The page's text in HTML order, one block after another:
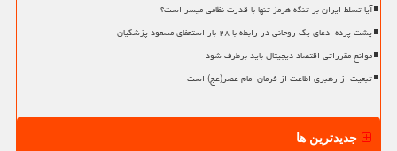
آیا تسلط ایران بر تنگه هرمز تنها با قدرت نظامی میسر است؟
پشت پرده ادعای یک روحانی در رابطه با ۲۸ بار استعفای مسعود پزشکیان
موانع مقرراتی اقتصاد دیجیتال باید برطرف شود
تبعیت از رهبری اطاعت از فرمان امام عصر(عج) است
جدیدترین ها